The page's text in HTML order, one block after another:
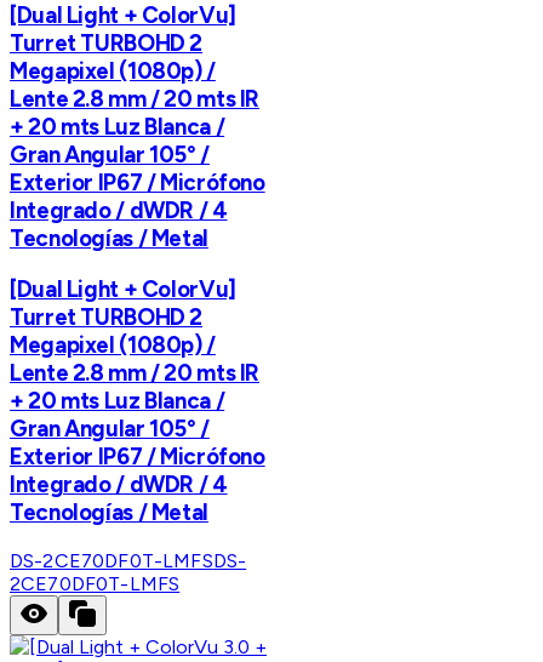
[Dual Light + ColorVu]
Turret TURBOHD 2
Megapixel (1080p) /
Lente 2.8 mm / 20 mts IR
+ 20 mts Luz Blanca /
Gran Angular 105° /
Exterior IP67 / Micrófono
Integrado / dWDR / 4
Tecnologías / Metal
[Dual Light + ColorVu]
Turret TURBOHD 2
Megapixel (1080p) /
Lente 2.8 mm / 20 mts IR
+ 20 mts Luz Blanca /
Gran Angular 105° /
Exterior IP67 / Micrófono
Integrado / dWDR / 4
Tecnologías / Metal
DS-2CE70DF0T-LMFSDS-
2CE70DF0T-LMFS